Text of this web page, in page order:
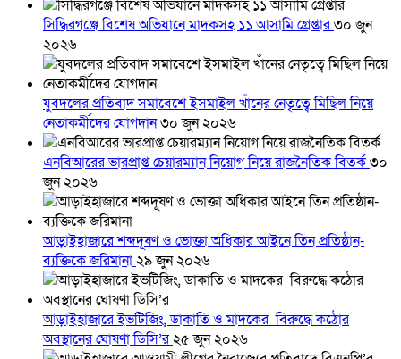
সিদ্ধিরগঞ্জে বিশেষ অভিযানে মাদকসহ ১১ আসামি গ্রেপ্তার৩০ জুন
২০২৬
যুবদলের প্রতিবাদ সমাবেশে ইসমাইল খাঁনের নেতৃত্বে মিছিল নিয়ে
নেতাকর্মীদের যোগদান৩০ জুন ২০২৬
এনবিআরের ভারপ্রাপ্ত চেয়ারম্যান নিয়োগ নিয়ে রাজনৈতিক বিতর্ক৩০
জুন ২০২৬
আড়াইহাজারে শব্দদূষণ ও ভোক্তা অধিকার আইনে তিন প্রতিষ্ঠান-
ব্যক্তিকে জরিমানা২৯ জুন ২০২৬
আড়াইহাজারে ইভটিজিং, ডাকাতি ও মাদকের বিরুদ্ধে কঠোর
অবস্থানের ঘোষণা ডিসি’র২৫ জুন ২০২৬